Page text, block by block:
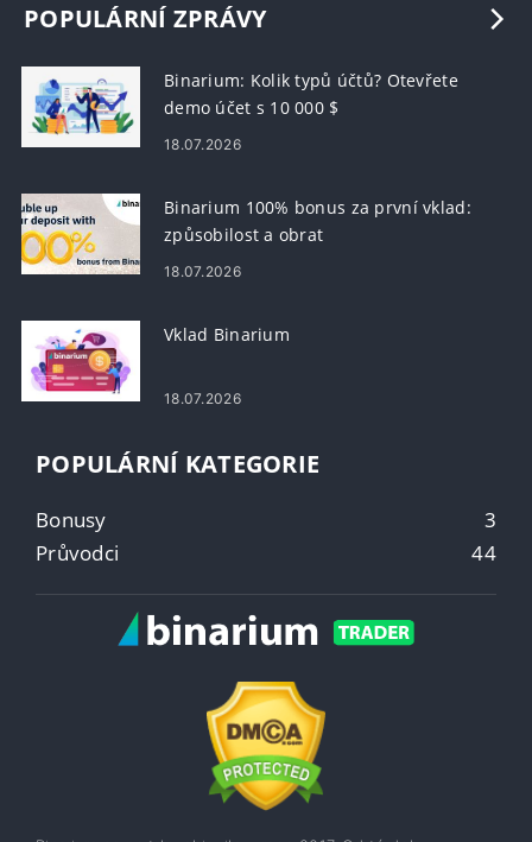
POPULÁRNÍ ZPRÁVY
Binarium: Kolik typů účtů? Otevřete
demo účet s 10 000 $
18.07.2026
Binarium 100% bonus za první vklad:
způsobilost a obrat
18.07.2026
Vklad Binarium
18.07.2026
POPULÁRNÍ KATEGORIE
Bonusy
3
Průvodci
44